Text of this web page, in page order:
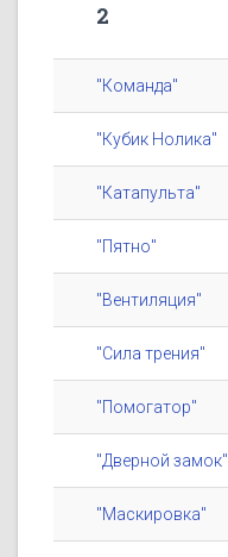
2
"Команда"
"Кубик Нолика"
"Катапульта"
"Пятно"
"Вентиляция"
"Сила трения"
"Помогатор"
"Дверной замок"
"Маскировка"